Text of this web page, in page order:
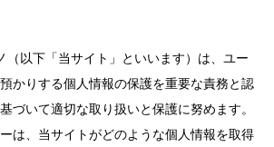
（以下「当サイト」といいます）は、ユー
かりする個人情報の保護を重要な責務と認
づいて適切な取り扱いと保護に努めます。
は、当サイトがどのような個人情報を取得